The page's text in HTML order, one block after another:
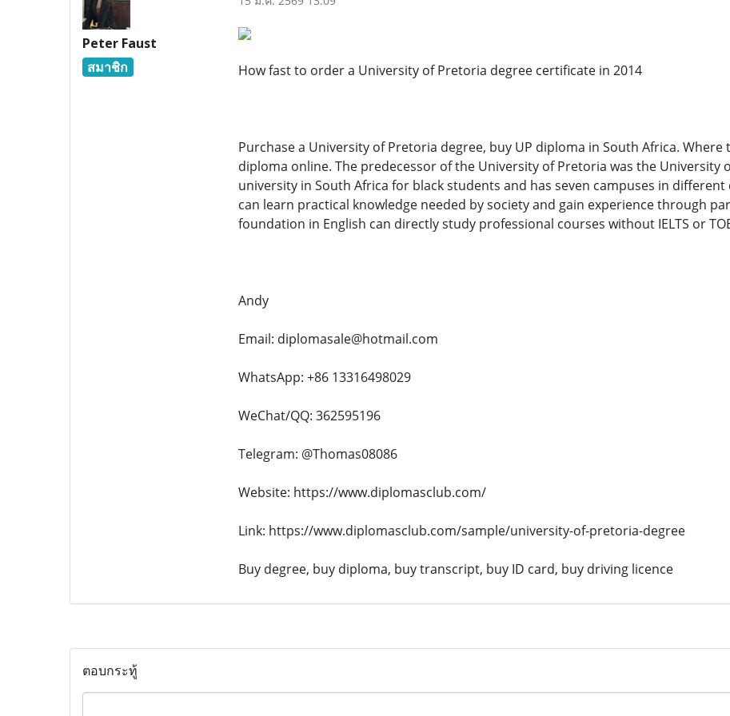
Peter Faust
สมาชิก
How fast to order a University of Pretoria degree certificate in 2014
Purchase a University of Pretoria degree, buy UP diploma in South Africa.
diploma online. The predecessor of the University of Pretoria was the University
university in South Africa for black students and has seven campuses in
can learn practical knowledge needed by society and gain experience through
foundation in English can directly study professional courses without IELTS or
Andy
Email: diplomasale@hotmail.com
WhatsApp: +86 13316498029
WeChat/QQ: 362595196
Telegram: @Thomas08086
Website: https://www.diplomasclub.com/
Link: https://www.diplomasclub.com/sample/university-of-pretoria-degree
Buy degree, buy diploma, buy transcript, buy ID card, buy driving licence
ตอบกระทู้